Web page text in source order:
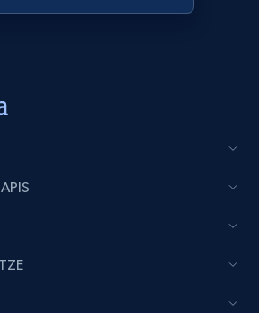
Reviews count item, Initial
322+